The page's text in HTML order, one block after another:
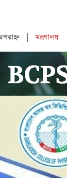
|মন্ত্রণালয়